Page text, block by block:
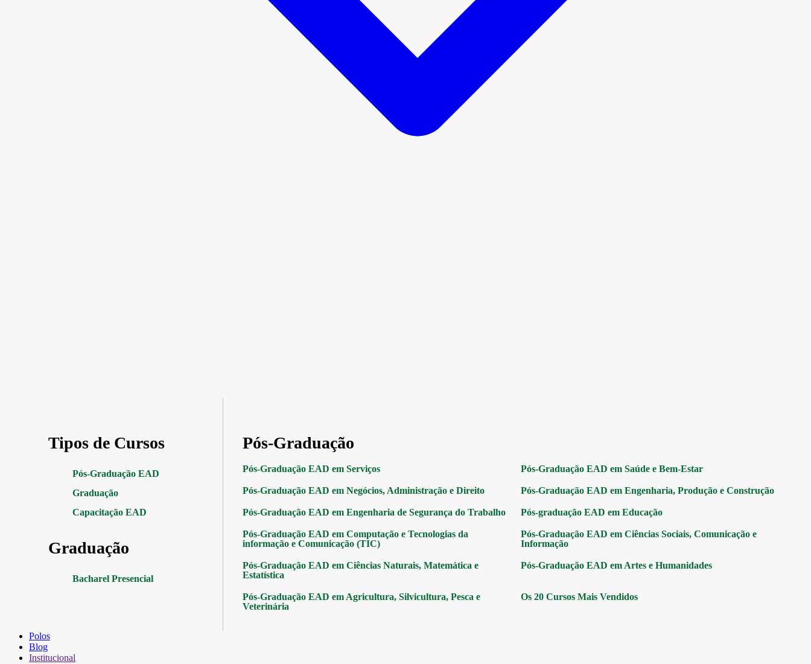
Tipos de Cursos
Pós-Graduação EAD
Graduação
Capacitação EAD
Graduação
Bacharel Presencial
Pós-Graduação
Pós-Graduação EAD em Serviços Pós-Graduação EAD em Saúde e Bem-Estar
Pós-Graduação EAD em Negócios, Administração e Direito Pós-Graduação EAD em Engenharia, Produção e Construção
Pós-Graduação EAD em Engenharia de Segurança do Trabalho Pós-graduação EAD em Educação
Pós-Graduação EAD em Computação e Tecnologias da
informação e Comunicação (TIC)
Pós-Graduação EAD em Ciências Sociais, Comunicação e
Informação
Pós-Graduação EAD em Ciências Naturais, Matemática e
Estatística
Pós-Graduação EAD em Artes e Humanidades
Pós-Graduação EAD em Agricultura, Silvicultura, Pesca e
Veterinária
Os 20 Cursos Mais Vendidos
Polos
Blog
Institucional